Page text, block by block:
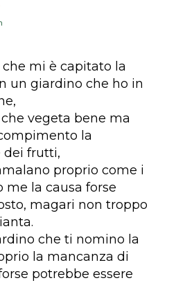
che mi è capitato la
un giardino che ho in
vegeta bene ma
la
dei frutti,
proprio come i
me la causa forse
magari non troppo
che ti nomino la
la mancanza di
potrebbe essere